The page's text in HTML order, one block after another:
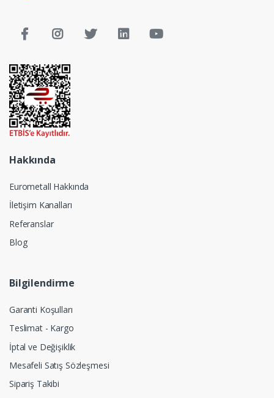
Hakkında
Eurometall Hakkında
İletişim Kanalları
Referanslar
Blog
Bilgilendirme
Garanti Koşulları
Teslimat - Kargo
İptal ve Değişiklik
Mesafeli Satış Sözleşmesi
Sipariş Takibi